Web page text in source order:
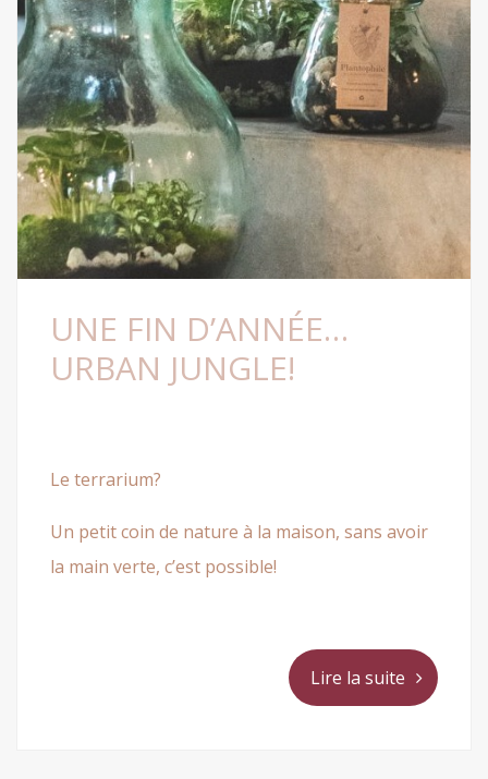
UNE FIN D’ANNÉE…
URBAN JUNGLE!
Le terrarium?
Un petit coin de nature à la maison, sans avoir
la main verte, c’est possible!
Lire la suite